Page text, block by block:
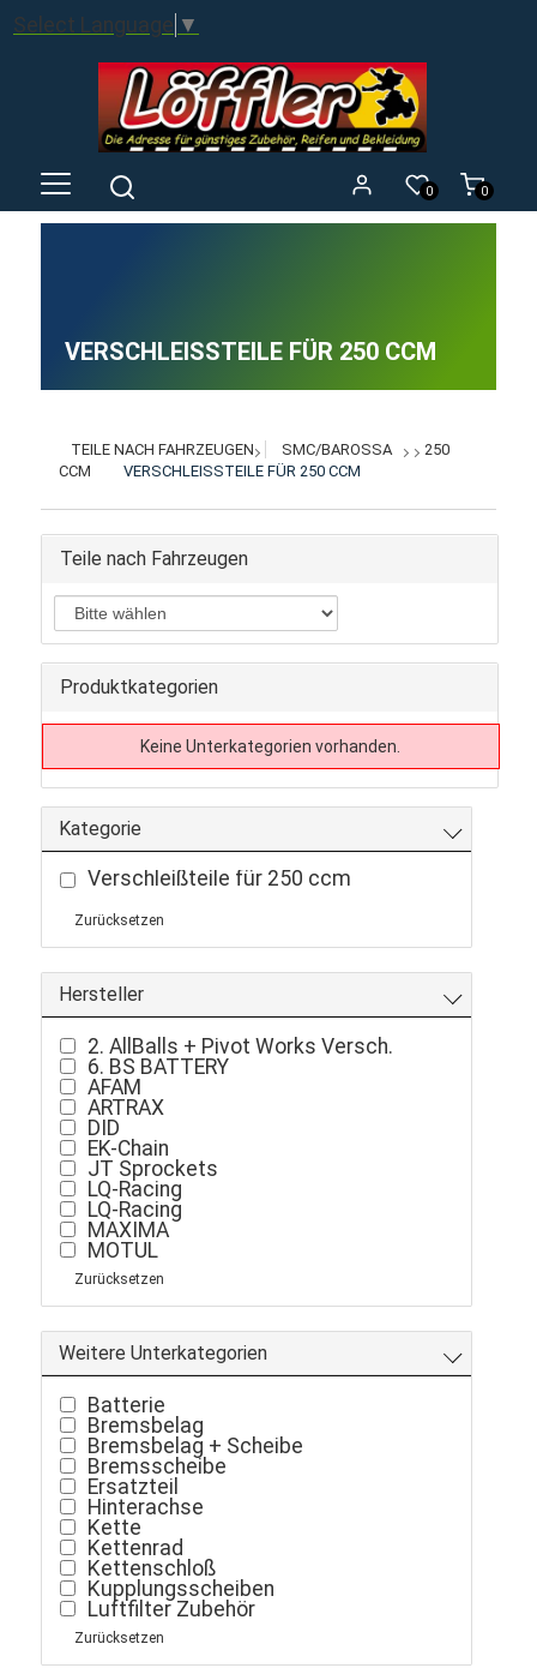
Select Language ▼
0
0
VERSCHLEISSTEILE FÜR 250 CCM
TEILE NACH FAHRZEUGEN SMC/BAROSSA
250
CCM
VERSCHLEISSTEILE FÜR 250 CCM
Teile nach Fahrzeugen
Produktkategorien
Keine Unterkategorien vorhanden.
Kategorie
Verschleißteile für 250 ccm
Zurücksetzen
Hersteller
2. AllBalls + Pivot Works Versch.
6. BS BATTERY
AFAM
ARTRAX
DID
EK-Chain
JT Sprockets
LQ-Racing
LQ-Racing
MAXIMA
MOTUL
RENTHAL
SMC
TwinAir
Zurücksetzen
Weitere Unterkategorien
Batterie
Bremsbelag
Bremsbelag + Scheibe
Bremsscheibe
Ersatzteil
Hinterachse
Kette
Kettenrad
Kettenschloß
Kupplungsscheiben
Luftfilter Zubehör
Nabe
Netze
Zurücksetzen